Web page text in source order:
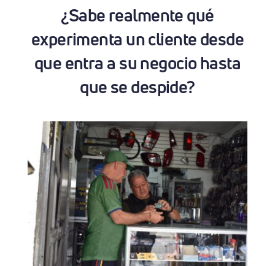
¿Sabe realmente qué
experimenta un cliente desde
que entra a su negocio hasta
que se despide?